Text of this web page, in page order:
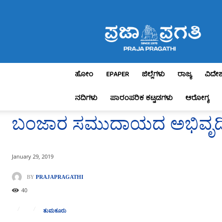
Pragathi
ಹೋಂ EPAPER ಜಿಲ್ಲೆಗಳು ರಾಜ್ಯ
ನದಿಗಳು
ಪಾರಂಪರಿಕ ಕಟ್ಟಡಗಳು ಆರೋಗ್ಯ
ಬಂಜಾರ ಸಮುದಾಯದ
January 29, 2019
BY PRAJAPRAGATHI
40
ತುಮಕೂರು